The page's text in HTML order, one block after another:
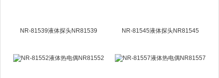
NR-81539液体探头NR81539 NR-81545液体探头NR81545